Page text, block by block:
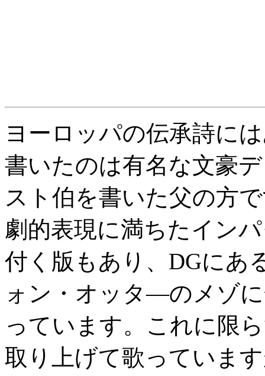
ヨーロッパの伝承詩に
書いたのは有名な文豪
スト伯を書いた父の方
劇的表現に満ちたイン
付く版もあり、DGにあ
ォン・オッタ―のメゾ
っています。これに限
取り上げて歌っていま